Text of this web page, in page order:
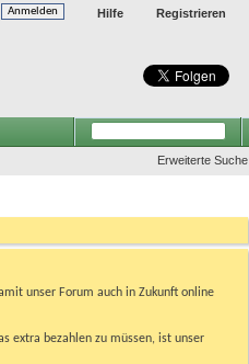
Registrieren
Hilfe
Erweiterte Suche
unser Forum auch in Zukunft online
extra bezahlen zu müssen, ist unser